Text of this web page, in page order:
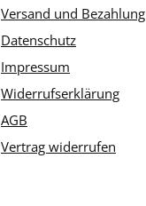
Versand und Bezahlung
Datenschutz
Impressum
Widerrufserklärung
AGB
Vertrag widerrufen